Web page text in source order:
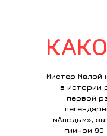
Мистер Малой
в истории
первой
мАлодым»,
гимном